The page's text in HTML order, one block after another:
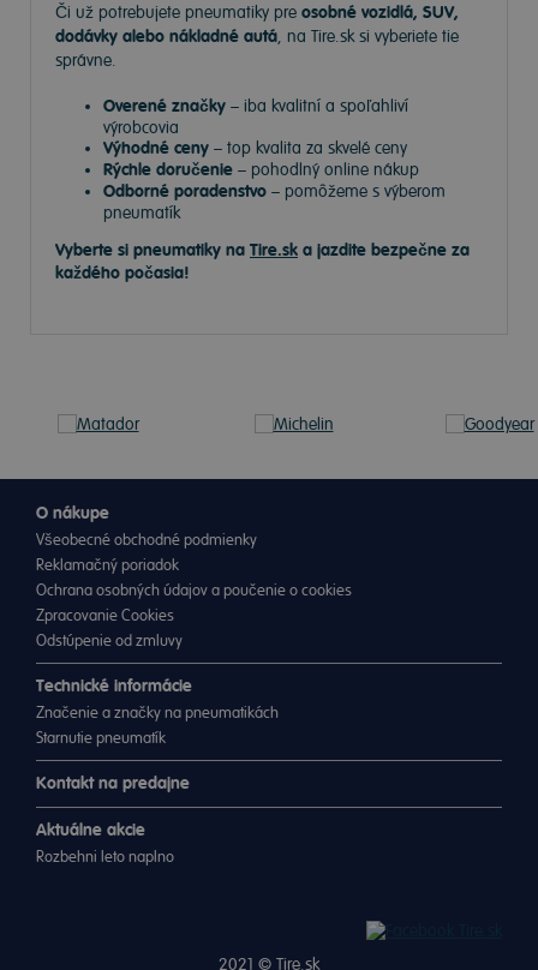
Či už potrebujete pneumatiky pre osobné vozidlá, SUV,
dodávky alebo nákladné autá, na Tire.sk si vyberiete tie
správne.
Overené značky – iba kvalitní a spoľahliví
výrobcovia
Výhodné ceny – top kvalita za skvelé ceny
Rýchle doručenie – pohodlný online nákup
Odborné poradenstvo – pomôžeme s výberom
pneumatík
Vyberte si pneumatiky na Tire.sk a jazdite bezpečne za
každého počasia!
O nákupe
Všeobecné obchodné podmienky
Reklamačný poriadok
Ochrana osobných údajov a poučenie o cookies
Zpracovanie Cookies
Odstúpenie od zmluvy
Technické informácie
Značenie a značky na pneumatikách
Starnutie pneumatík
Kontakt na predajne
Aktuálne akcie
Rozbehni leto naplno
2021 © Tire.sk